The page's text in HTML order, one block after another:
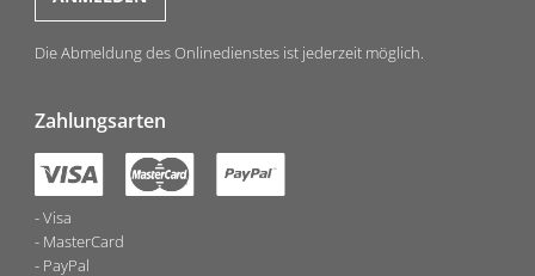
Die Abmeldung des Onlinedienstes ist jederzeit möglich.
Zahlungsarten
Visa
MasterCard
PayPal